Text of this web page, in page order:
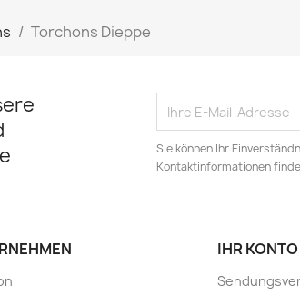
Torchons Dieppe
Sie können Ihr
Kontaktinformationen
IHR KONTO